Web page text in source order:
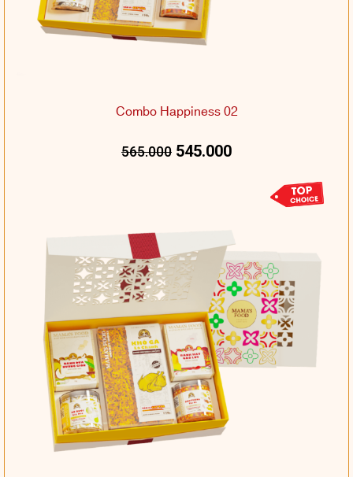
Combo Happiness 02
565.000 545.000